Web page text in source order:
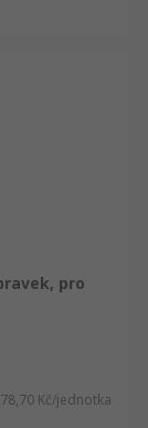
pro
Kč/jednotka